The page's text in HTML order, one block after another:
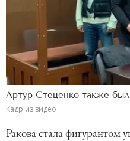
Артур Стеценко также был
Кадр из видео
Ракова стала фигурантом